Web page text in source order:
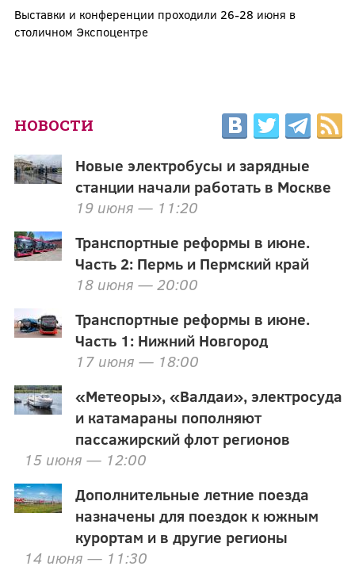
Выставки и конференции проходили 26-28 июня в
столичном Экспоцентре
НОВОСТИ
Новые электробусы и зарядные
станции начали работать в Москве
19 июня — 11:20
Транспортные реформы в июне.
Часть 2: Пермь и Пермский край
18 июня — 20:00
Транспортные реформы в июне.
Часть 1: Нижний Новгород
17 июня — 18:00
«Метеоры», «Валдаи», электросуда
и катамараны пополняют
пассажирский флот регионов
15 июня — 12:00
Дополнительные летние поезда
назначены для поездок к южным
курортам и в другие регионы
14 июня — 11:30